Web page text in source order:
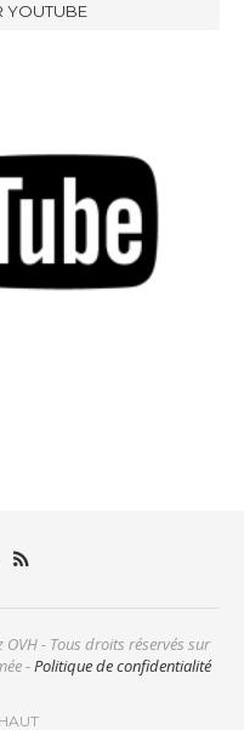
YOUTUBE
OVH - Tous droits réservés sur
-Politique de confidentialité